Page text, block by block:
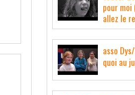
pour moi
allez le
asso
quoi au